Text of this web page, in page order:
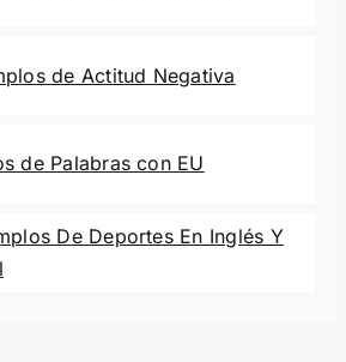
de Actitud Negativa
de Palabras con EU
De Deportes En Inglés Y